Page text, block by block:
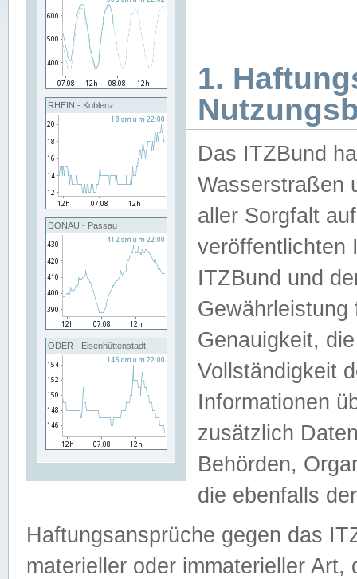
RHEIN - Koblenz
DONAU - Passau
ODER - Eisenhüttenstadt
1.
Das ITZBund
Wasserstraßen
aller Sorgfalt
veröffentlichten
ITZBund und
Genauigkeit,
Vollständigkeit
Informationen
zusätzlich
Behörden,
die ebenfalls
Haftungsansprüche gegen das
materieller oder immaterieller